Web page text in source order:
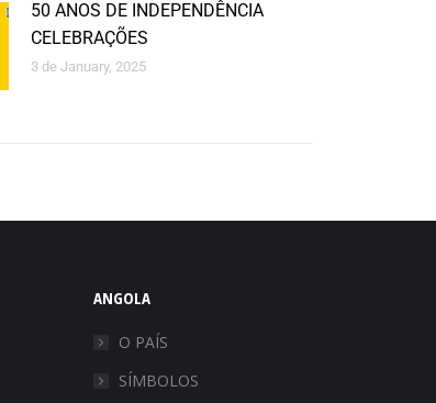
50 ANOS DE INDEPENDÊNCIA
CELEBRAÇÕES
3 de January, 2025
ANGOLA
O PAÍS
SÍMBOLOS